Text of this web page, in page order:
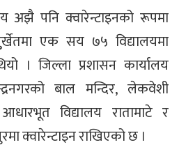
अझै पनि क्वारेन्टाइनको रूपमा
एक सय ७५ विद्यालयमा
। जिल्ला प्रशासन कार्यालय
बाल मन्दिर, लेकवेशी
विद्यालय रातामाटे र
क्वारेन्टाइन राखिएको छ ।